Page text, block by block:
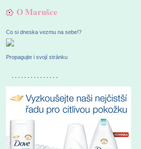
O Marušce
Co si dneska vezmu na sebe!?
Propagujte i svojí stránku
……………